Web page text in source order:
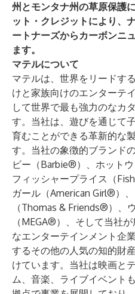
州とモンタナ州の草原保護
ット・クレジットにより、
ートナーズからカーボンニ
ます。
マテルについて
マテルは、世界をリードす
けと家族向けのエンターテ
して世界で最も強力のなカ
す。当社は、遊びを通じて
育むことができる革新的な
す。当社の象徴的ブランド
ビー（Barbie®）、ホット
フィッシャープライス（
ガール（American Girl®）
（Thomas & Friends®）、
（MEGA®）、そして当社
なエンターテインメント企
するその他の人気の知的財
けています。当社は映画と
ム、音楽、ライブイベント